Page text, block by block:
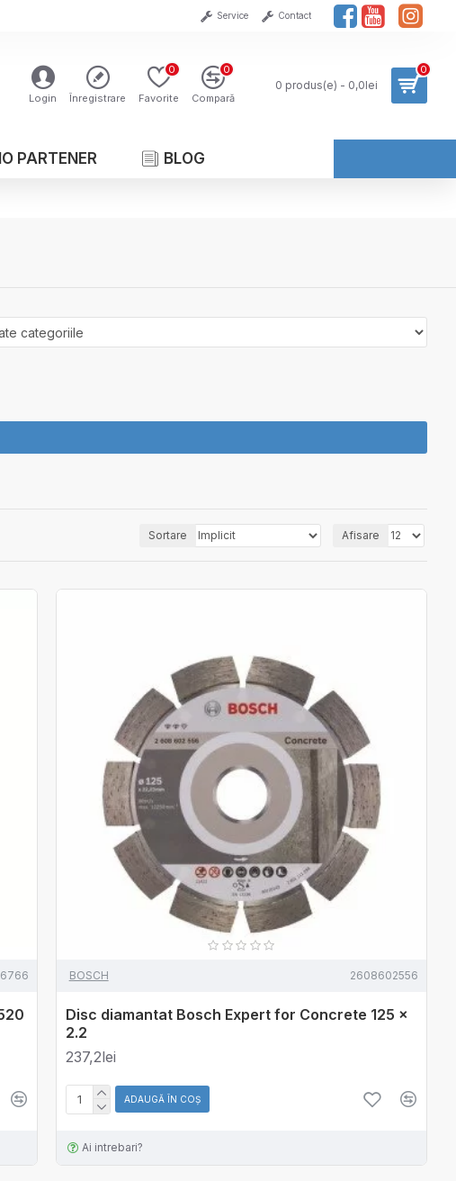
Service Contact
Login Înregistrare Favorite
0
Compară
0
0 produs(e) - 0,0lei
0
PARTENER BLOG
Sortare Afisare
BOSCH 2608602556
Disc diamantat Bosch Expert for Concrete 125 x
2.2
237,2lei
ADAUGĂ ÎN COŞ
Ai intrebari?